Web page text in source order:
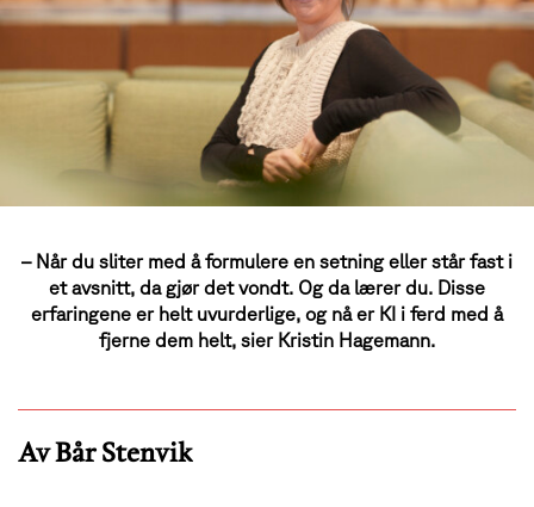
– Når du sliter med å formulere en setning eller står fast i
et avsnitt, da gjør det vondt. Og da lærer du. Disse
erfaringene er helt uvurderlige, og nå er KI i ferd med å
fjerne dem helt, sier Kristin Hagemann.
Av Bår Stenvik